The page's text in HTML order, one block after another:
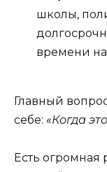
школы,
времени
Главный
себе: «Когда
Есть